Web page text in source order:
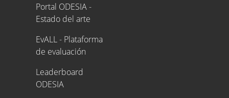
Portal ODESIA -
Estado del arte
EvALL - Plataforma
de evaluación
Leaderboard
ODESIA